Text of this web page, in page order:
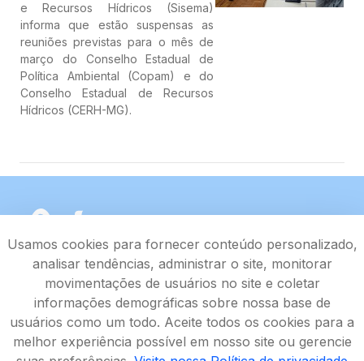
e Recursos Hídricos (Sisema)
informa que estão suspensas as
reuniões previstas para o mês de
março do Conselho Estadual de
Política Ambiental (Copam) e do
Conselho Estadual de Recursos
Hídricos (CERH-MG).
Usamos cookies para fornecer conteúdo personalizado,
analisar tendências, administrar o site, monitorar
movimentações de usuários no site e coletar
informações demográficas sobre nossa base de
usuários como um todo. Aceite todos os cookies para a
melhor experiência possível em nosso site ou gerencie